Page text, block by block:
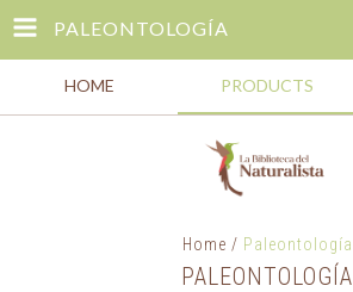
PALEONTOLOGÍA
HOME PRODUCTS
Home / Paleontología
PALEONTOLOGÍA